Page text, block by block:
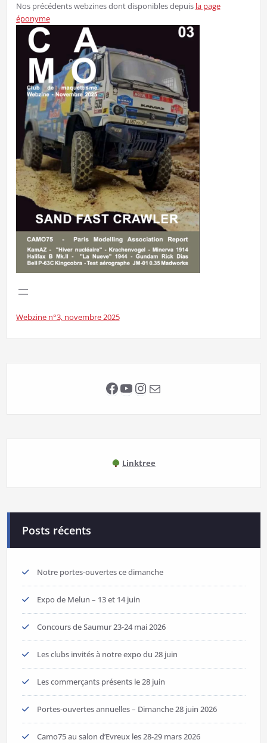
Nos précédents webzines dont disponibles depuis la page
éponyme
Webzine n°3, novembre 2025
Facebook
YouTube
Instagram
E-mail
Linktree
Posts récents
Notre portes-ouvertes ce dimanche
Expo de Melun – 13 et 14 juin
Concours de Saumur 23-24 mai 2026
Les clubs invités à notre expo du 28 juin
Les commerçants présents le 28 juin
Portes-ouvertes annuelles – Dimanche 28 juin 2026
Camo75 au salon d’Evreux les 28-29 mars 2026